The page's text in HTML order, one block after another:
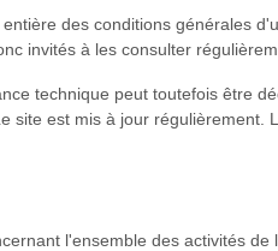
des conditions générales
invités à les consulter
technique peut toutefois être
est mis à jour régulièrement.
l'ensemble des activités